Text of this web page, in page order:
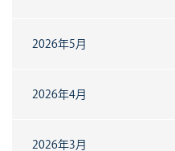
2026年5月
2026年4月
2026年3月